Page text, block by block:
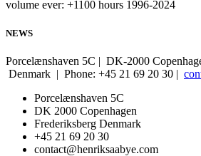
volume ever: +1100 hours 1996-2024
NEWS
Porcelænshaven 5C | DK-2000
Denmark | Phone: +45 21 69 20 30 |
Porcelænshaven 5C
DK 2000 Copenhagen
Frederiksberg Denmark
+45 21 69 20 30
contact@henriksaabye.com